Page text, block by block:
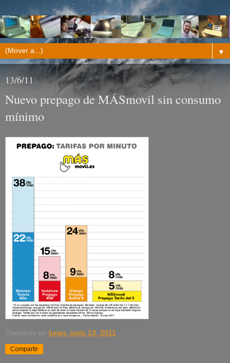
▼
13/6/11
Nuevo prepago de MÁSmovil sin consumo
mínimo
Converso en lunes, junio 13, 2011
Compartir